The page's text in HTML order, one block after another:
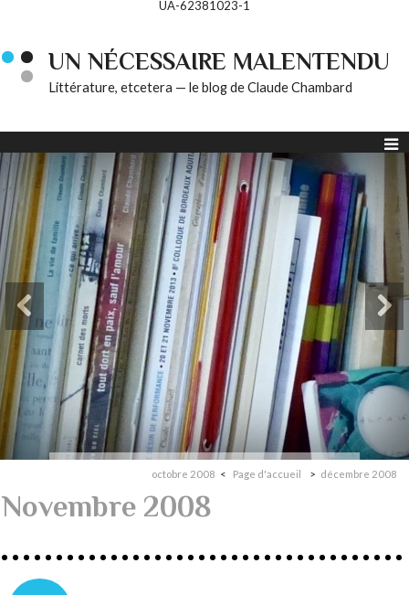
UA-62381023-1
UN NÉCESSAIRE MALENTENDU
Littérature, etcetera — le blog de Claude Chambard
octobre 2008 Page d'accueil décembre 2008
Novembre 2008